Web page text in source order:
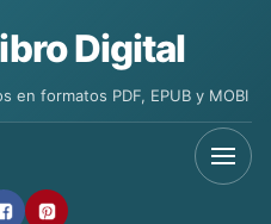
Digital
en formatos PDF, EPUB y MOBI